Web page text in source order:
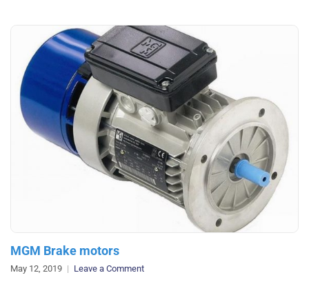
MGM Brake motors
May 12, 2019 Leave a Commenton